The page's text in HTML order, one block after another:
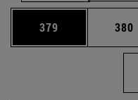
Página
379 380